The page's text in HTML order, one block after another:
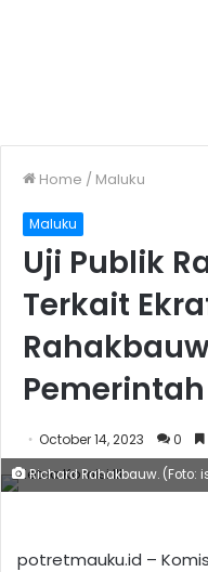
Home / Maluku
Maluku
Uji Publik
Terkait
October 14, 2023 0
Richard Rahakbauw. (Foto:
potretmauku.id – Komisi